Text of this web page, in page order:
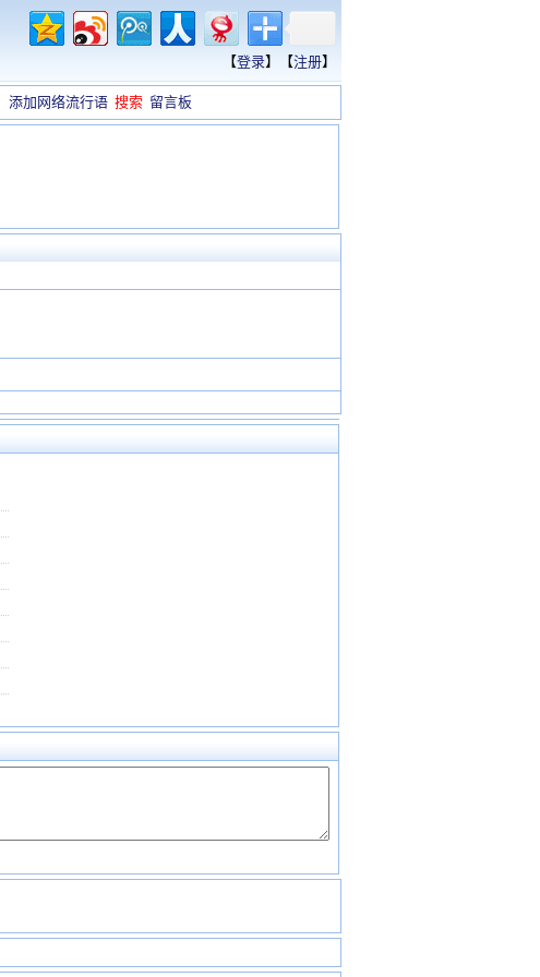
【登录】【注册】
添加网络流行语 搜索 留言板